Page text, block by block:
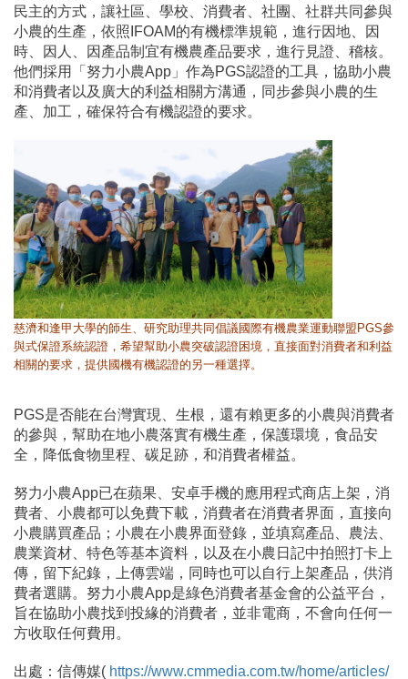
民主的方式，讓社區、學校、消費者、社團、社群共同參與
小農的生產，依照IFOAM的有機標準規範，進行因地、因
時、因人、因產品制宜有機農產品要求，進行見證、稽核。
他們採用「努力小農App」作為PGS認證的工具，協助小農
和消費者以及廣大的利益相關方溝通，同步參與小農的生
產、加工，確保符合有機認證的要求。
慈濟和逢甲大學的師生、研究助理共同倡議國際有機農業運動聯盟PGS參
與式保證系統認證，希望幫助小農突破認證困境，直接面對消費者和利益
相關的要求，提供國機有機認證的另一種選擇。
PGS是否能在台灣實現、生根，還有賴更多的小農與消費者
的參與，幫助在地小農落實有機生產，保護環境，食品安
全，降低食物里程、碳足跡，和消費者權益。
努力小農App已在蘋果、安卓手機的應用程式商店上架，消
費者、小農都可以免費下載，消費者在消費者界面，直接向
小農購買產品；小農在小農界面登錄，並填寫產品、農法、
農業資材、特色等基本資料，以及在小農日記中拍照打卡上
傳，留下紀錄，上傳雲端，同時也可以自行上架產品，供消
費者選購。努力小農App是綠色消費者基金會的公益平台，
旨在協助小農找到投緣的消費者，並非電商，不會向任何一
方收取任何費用。
出處：信傳媒( https://www.cmmedia.com.tw/home/articles/